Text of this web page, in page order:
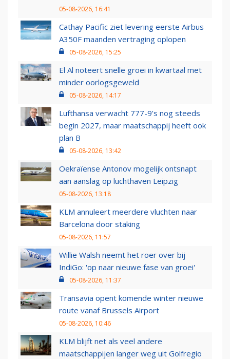
05-08-2026, 16:41
Cathay Pacific ziet levering eerste Airbus
A350F maanden vertraging oplopen
05-08-2026, 15:25
El Al noteert snelle groei in kwartaal met
minder oorlogsgeweld
05-08-2026, 14:17
Lufthansa verwacht 777-9’s nog steeds
begin 2027, maar maatschappij heeft ook
plan B
05-08-2026, 13:42
Oekraïense Antonov mogelijk ontsnapt
aan aanslag op luchthaven Leipzig
05-08-2026, 13:18
KLM annuleert meerdere vluchten naar
Barcelona door staking
05-08-2026, 11:57
Willie Walsh neemt het roer over bij
IndiGo: 'op naar nieuwe fase van groei'
05-08-2026, 11:37
Transavia opent komende winter nieuwe
route vanaf Brussels Airport
05-08-2026, 10:46
KLM blijft net als veel andere
maatschappijen langer weg uit Golfregio